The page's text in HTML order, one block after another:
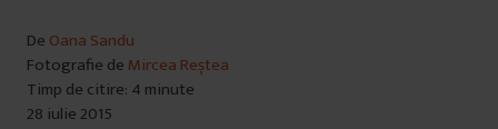
De Oana Sandu
Fotografie de Mircea Reștea
Timp de citire: 4 minute
28 iulie 2015